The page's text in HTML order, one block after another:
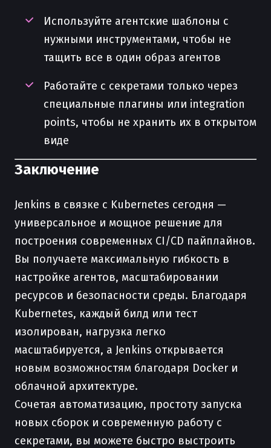
Используйте агентские шаблоны с
нужными инструментами, чтобы не
тащить все в один образ агентов
Работайте с секретами только через
специальные плагины или integration
points, чтобы не хранить их в открытом
виде
Заключение
Jenkins в связке с Kubernetes сегодня —
универсальное и мощное решение для
построения современных CI/CD пайплайнов.
Вы получаете максимальную гибкость в
настройке агентов, масштабировании
ресурсов и безопасности среды. Благодаря
Kubernetes, каждый билд или тест
изолирован, нагрузка легко
масштабируется, а Jenkins открывается
новым возможностям благодаря Docker и
облачной архитектуре.
Сочетая автоматизацию, простоту запуска
новых сборок и современную работу с
секретами, вы можете быстро выстроить